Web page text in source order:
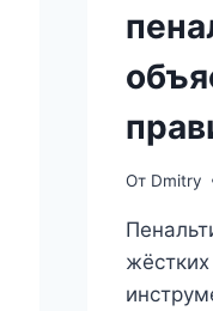
От Dmitry